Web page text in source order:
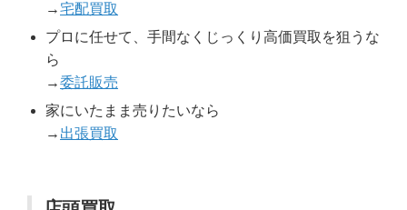
→宅配買取
プロに任せて、手間なくじっくり高価買取を狙うな
ら
→委託販売
家にいたまま売りたいなら
→ 出張買取